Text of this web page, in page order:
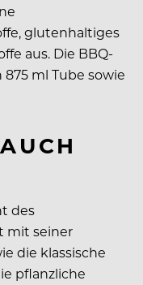
glutenhaltiges
aus. Die BBQ-
ml Tube sowie
des
mit seiner
die klassische
pflanzliche